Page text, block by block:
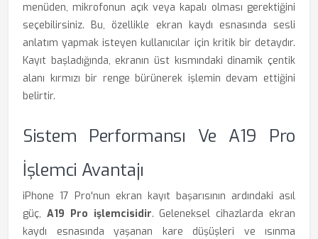
menüden, mikrofonun açık veya kapalı olması gerektiğini
seçebilirsiniz. Bu, özellikle ekran kaydı esnasında sesli
anlatım yapmak isteyen kullanıcılar için kritik bir detaydır.
Kayıt başladığında, ekranın üst kısmındaki dinamik çentik
alanı kırmızı bir renge bürünerek işlemin devam ettiğini
belirtir.
Sistem Performansı Ve A19 Pro
İşlemci Avantajı
iPhone 17 Pro'nun ekran kayıt başarısının ardındaki asıl
güç, A19 Pro işlemcisidir. Geleneksel cihazlarda ekran
kaydı esnasında yaşanan kare düşüşleri ve ısınma